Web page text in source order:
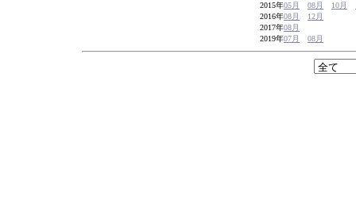
2015年05月 08月 10月
2016年08月
12月
2017年08月
2019年07月 08月